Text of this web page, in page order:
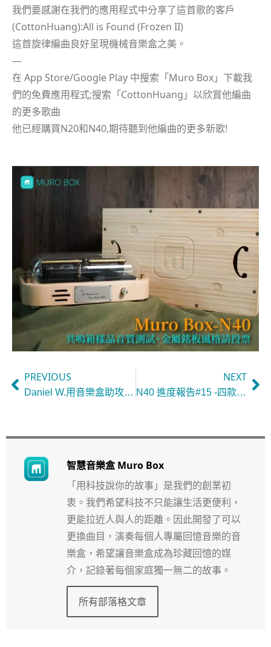
我們要感謝在我們的應用程式中分享了這首歌的客戶
(CottonHuang):All is Found (Frozen II)
這首旋律編曲良好呈現機械音樂盒之美。
—
在 App Store/Google Play 中搜索「Muro Box」下載我
們的免費應用程式;搜索「CottonHuang」以欣賞他編曲
的更多歌曲
他已經購買N20和N40,期待聽到他編曲的更多新歌!
PREVIOUS
Daniel W.用音樂盒助攻求婚成功，讓旋律來訴說一生守候的心意(新加坡)
NEXT
N40 進度報告#15 -四款原木共鳴箱音質比較+N40智慧音樂盒銘板設計定案
智慧音樂盒 Muro Box
「用科技說你的故事」是我們的創業初
衷。我們希望科技不只能讓生活更便利，
更能拉近人與人的距離。因此開發了可以
更換曲目，演奏每個人專屬回憶音樂的音
樂盒，希望讓音樂盒成為珍藏回憶的媒
介，記錄著每個家庭獨一無二的故事。
所有部落格文章